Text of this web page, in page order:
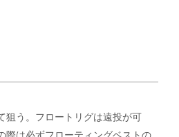
狙う。フロートリグは遠投が可
際は必ずフローティングベストの